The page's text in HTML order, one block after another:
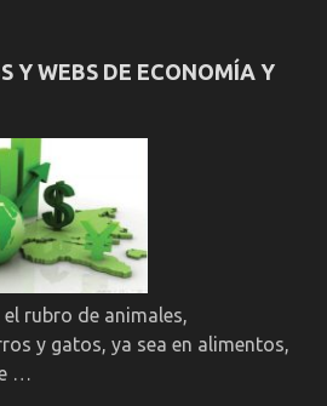
Y WEBS DE ECONOMÍA Y
rubro de animales,
y gatos, ya sea en alimentos,
…